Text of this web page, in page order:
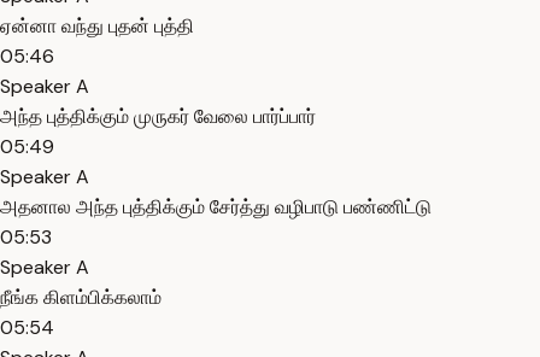
ஏன்னா வந்து புதன் புத்தி
05:46
Speaker A
அந்த புத்திக்கும் முருகர் வேலை பார்ப்பார்
05:49
Speaker A
அதனால அந்த புத்திக்கும் சேர்த்து வழிபாடு பண்ணிட்டு
05:53
Speaker A
நீங்க கிளம்பிக்கலாம்
05:54